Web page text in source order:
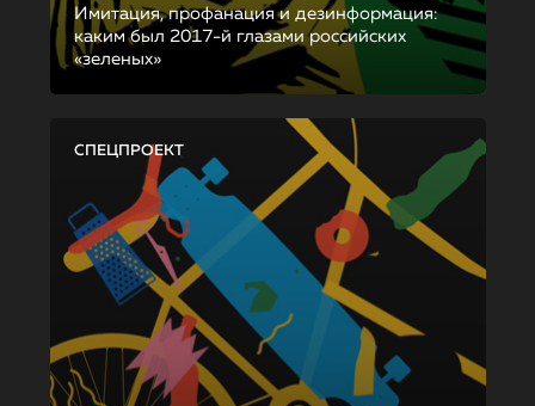
Имитация, профанация и дезинформация:
каким был 2017-й глазами российских
«зеленых»
СПЕЦПРОЕКТ